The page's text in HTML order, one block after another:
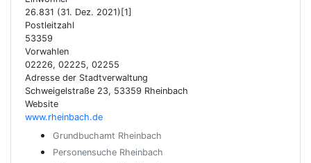
26.831 (31. Dez. 2021)[1]
Postleitzahl
53359
Vorwahlen
02226, 02225, 02255
Adresse der Stadtverwaltung
Schweigelstraße 23, 53359 Rheinbach
Website
www.rheinbach.de
Grundbuchamt Rheinbach
Personensuche Rheinbach